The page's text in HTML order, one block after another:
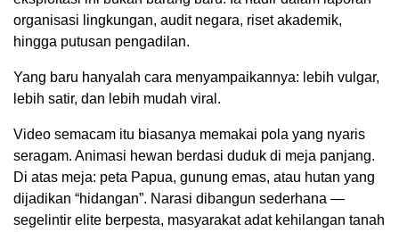
organisasi lingkungan, audit negara, riset akademik,
hingga putusan pengadilan.
Yang baru hanyalah cara menyampaikannya: lebih vulgar,
lebih satir, dan lebih mudah viral.
Video semacam itu biasanya memakai pola yang nyaris
seragam. Animasi hewan berdasi duduk di meja panjang.
Di atas meja: peta Papua, gunung emas, atau hutan yang
dijadikan “hidangan”. Narasi dibangun sederhana —
segelintir elite berpesta, masyarakat adat kehilangan tanah